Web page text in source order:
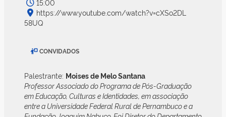
15:00
https://www.youtube.com/watch?v=cXSo2DL
58UQ
CONVIDADOS
Palestrante: Moises de Melo Santana
Professor Associado do Programa de Pós-Graduação
em Educação, Culturas e Identidades, em associação
entre a Universidade Federal Rural de Pernambuco e a